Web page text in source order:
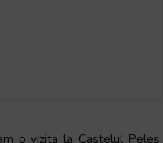
o vizita la Castelul Peles,